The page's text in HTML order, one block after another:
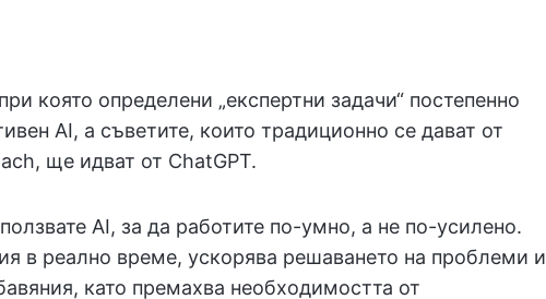
която определени „експертни задачи“ постепенно
AI, а съветите, които традиционно се дават от
ще идват от ChatGPT.
AI, за да работите по-умно, а не по-усилено.
в реално време, ускорява решаването на проблеми и
като премахва необходимостта от